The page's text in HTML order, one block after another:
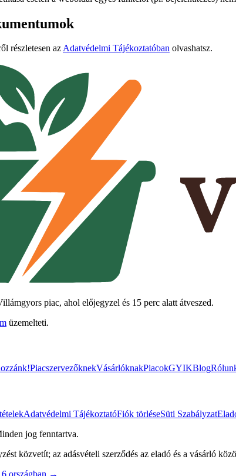
részletesen azAdatvédelmi Tájékoztatóban olvashatsz.
piac, ahol előjegyzel és 15 perc alatt átveszed.
üzemelteti.
PiacszervezőknekVásárlóknakPiacokGYIKBlog
Adatvédelmi TájékoztatóFiók törléseSüti Szabályzat
jog fenntartva.
közvetít; az adásvételi szerződés az eladó és a vásárló
6 országban →